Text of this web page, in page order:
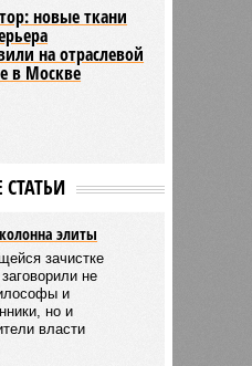
новые ткани
на отраслевой
в Москве
элиты
зачистке
не
и
но и
власти